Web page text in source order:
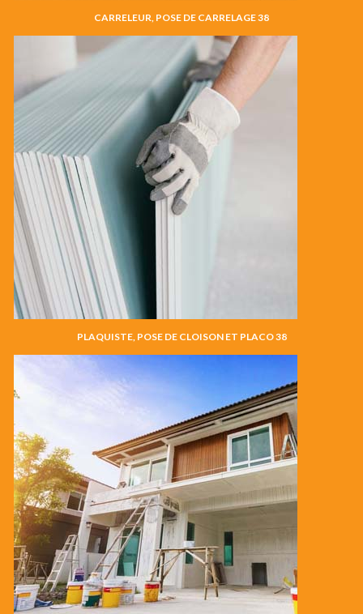
CARRELEUR, POSE DE CARRELAGE 38
PLAQUISTE, POSE DE CLOISON ET PLACO 38